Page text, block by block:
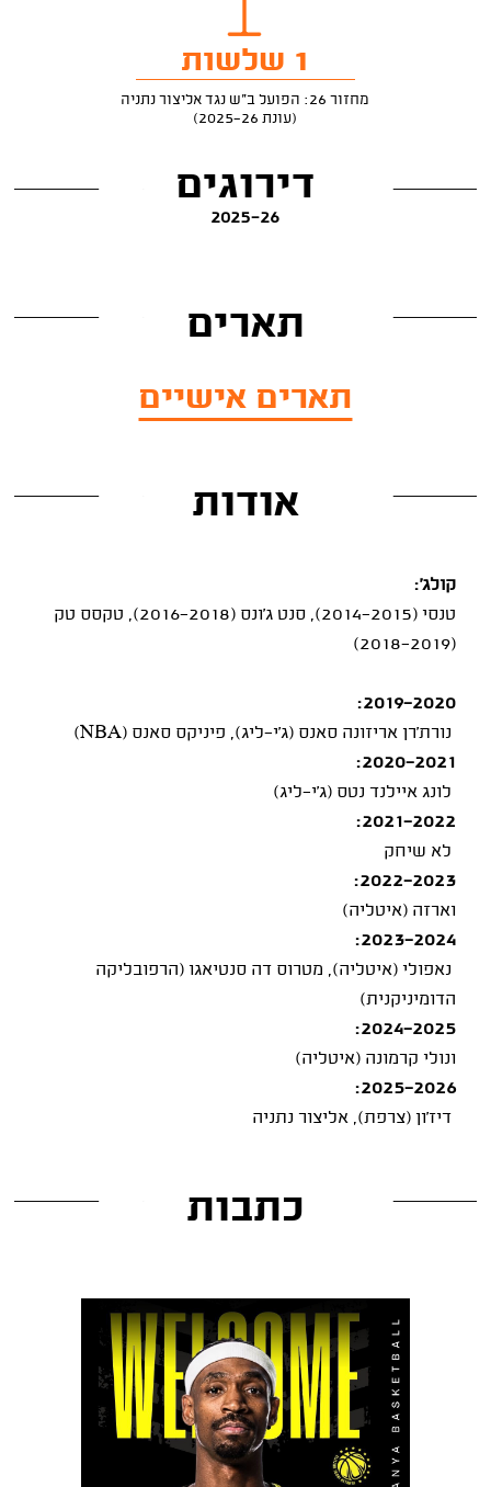
1 שלשות
מחזור 26: הפועל ב"ש נגד אליצור נתניה
(עונת 2025-26)
דירוגים
2025-26
תארים
תארים אישיים
אודות
קולג':
טנסי (2014-2015), סנט ג'ונס (2016-2018), טקסס טק
(2018-2019)
2019-2020:
נורת'רן אריזונה סאנס (ג'י־ליג), פיניקס סאנס (NBA)
2020-2021:
לונג איילנד נטס (ג'י־ליג)
2021-2022:
לא שיחק
2022-2023:
וארזה (איטליה)
2023-2024:
נאפולי (איטליה), מטרוס דה סנטיאגו (הרפובליקה
הדומיניקנית)
2024-2025:
ונולי קרמונה (איטליה)
2025-2026:
דיז'ון (צרפת), אליצור נתניה
כתבות